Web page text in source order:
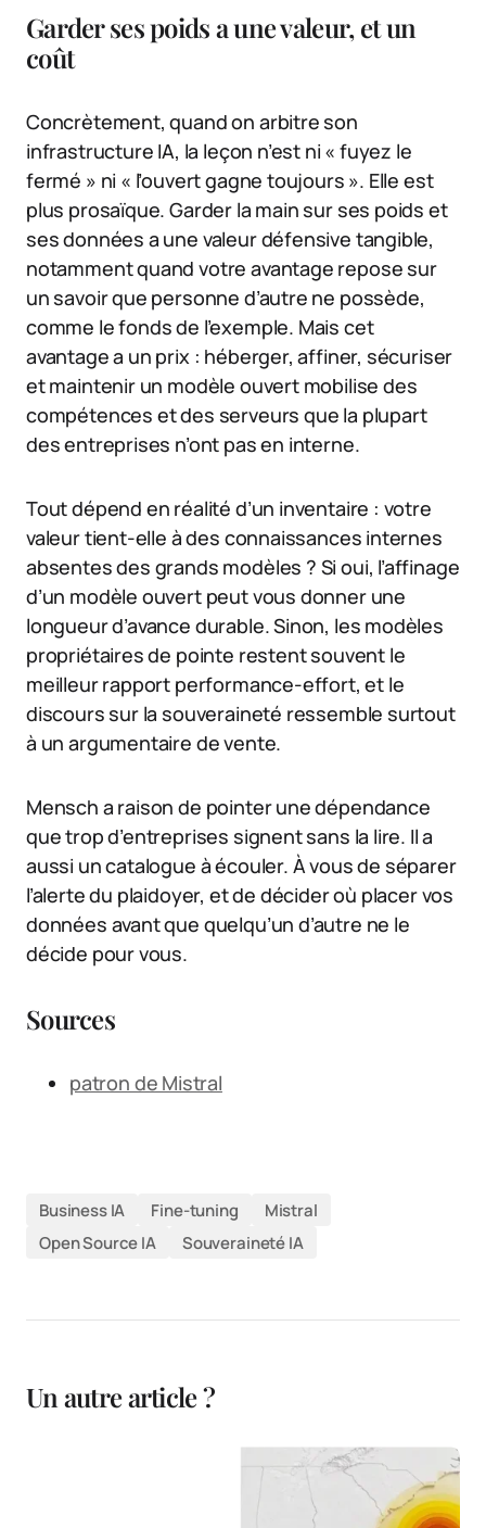
Garder ses poids a une valeur, et un
coût
Concrètement, quand on arbitre son
infrastructure IA, la leçon n’est ni « fuyez le
fermé » ni « l’ouvert gagne toujours ». Elle est
plus prosaïque. Garder la main sur ses poids et
ses données a une valeur défensive tangible,
notamment quand votre avantage repose sur
un savoir que personne d’autre ne possède,
comme le fonds de l’exemple. Mais cet
avantage a un prix : héberger, affiner, sécuriser
et maintenir un modèle ouvert mobilise des
compétences et des serveurs que la plupart
des entreprises n’ont pas en interne.
Tout dépend en réalité d’un inventaire : votre
valeur tient-elle à des connaissances internes
absentes des grands modèles ? Si oui, l’affinage
d’un modèle ouvert peut vous donner une
longueur d’avance durable. Sinon, les modèles
propriétaires de pointe restent souvent le
meilleur rapport performance-effort, et le
discours sur la souveraineté ressemble surtout
à un argumentaire de vente.
Mensch a raison de pointer une dépendance
que trop d’entreprises signent sans la lire. Il a
aussi un catalogue à écouler. À vous de séparer
l’alerte du plaidoyer, et de décider où placer vos
données avant que quelqu’un d’autre ne le
décide pour vous.
Sources
patron de Mistral
Business IA Fine-tuning
Mistral
Open Source IA
Souveraineté IA
Un autre article ?